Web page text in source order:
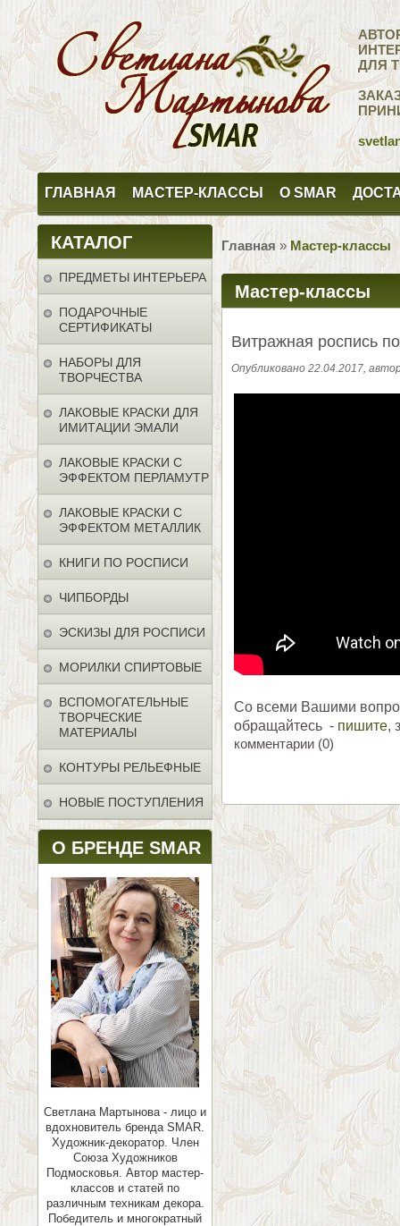
ДЛЯ
ГЛАВНАЯ МАСТЕР-КЛАССЫ О SMAR
КАТАЛОГ
ПРЕДМЕТЫ ИНТЕРЬЕРА
ПОДАРОЧНЫЕ
СЕРТИФИКАТЫ
НАБОРЫ ДЛЯ
ТВОРЧЕСТВА
ЛАКОВЫЕ КРАСКИ ДЛЯ
ИМИТАЦИИ ЭМАЛИ
ЛАКОВЫЕ КРАСКИ С
ЭФФЕКТОМ ПЕРЛАМУТР
ЛАКОВЫЕ КРАСКИ С
ЭФФЕКТОМ МЕТАЛЛИК
КНИГИ ПО РОСПИСИ
ЧИПБОРДЫ
ЭСКИЗЫ ДЛЯ РОСПИСИ
МОРИЛКИ СПИРТОВЫЕ
ВСПОМОГАТЕЛЬНЫЕ
ТВОРЧЕСКИЕ
МАТЕРИАЛЫ
КОНТУРЫ РЕЛЬЕФНЫЕ
НОВЫЕ ПОСТУПЛЕНИЯ
О БРЕНДЕ SMAR
Светлана Мартынова - лицо и
вдохновитель бренда SMAR.
Художник-декоратор. Член
Союза Художников
Подмосковья. Автор мастер-
классов и статей по
различным техникам декора.
Победитель и многократный
Главная » Мастер-классы
Мастер-классы
Витражная роспись
Опубликовано 22.04.2017,
Со всеми Вашими
обращайтесь - пишите,
комментарии (0)